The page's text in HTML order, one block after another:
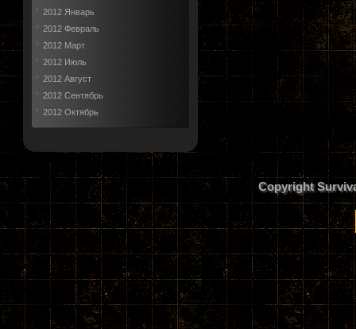
2012 Январь
2012 Февраль
2012 Март
2012 Июль
2012 Август
2012 Сентябрь
2012 Октябрь
Copyright